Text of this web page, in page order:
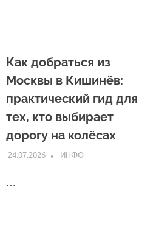
Как добраться из
Москвы в Кишинёв:
практический гид для
тех, кто выбирает
дорогу на колёсах
24.07.2026 INFO
ИНФО